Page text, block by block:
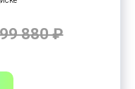
880 ₽